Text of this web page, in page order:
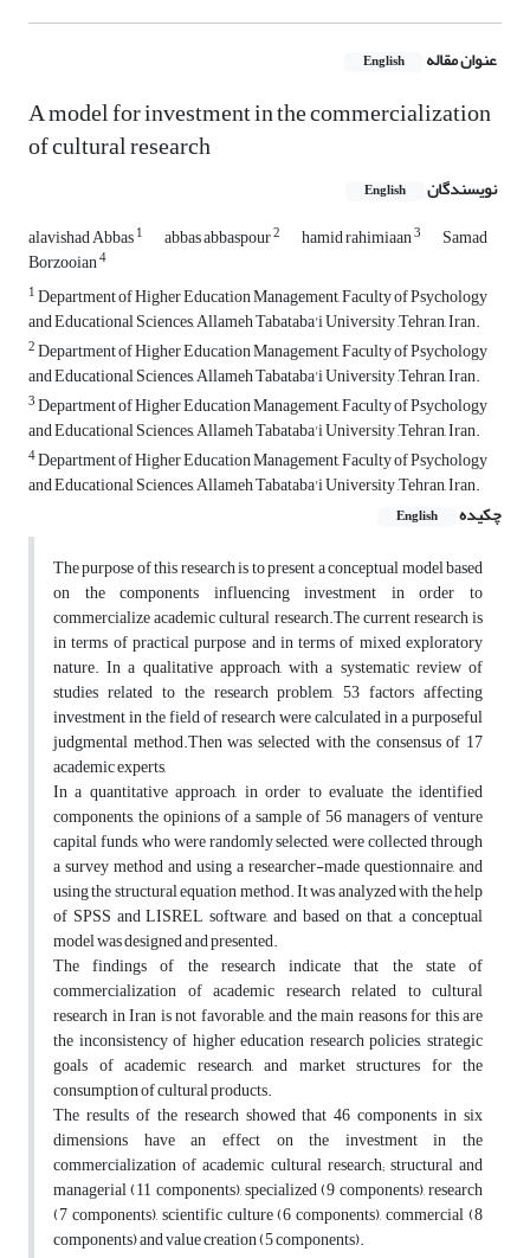
عنوان مقاله English
A model for investment in the commercialization
of cultural research
نویسندگان English
alavishad Abbas1 abbas abbaspour2 hamid rahimiaan3 Samad
Borzooian4
1Department of Higher Education Management, Faculty of Psychology
and Educational Sciences, Allameh Tabataba'i University ,Tehran, Iran.
2Department of Higher Education Management, Faculty of Psychology
and Educational Sciences, Allameh Tabataba'i University ,Tehran, Iran.
3Department of Higher Education Management, Faculty of Psychology
and Educational Sciences, Allameh Tabataba'i University ,Tehran, Iran.
4Department of Higher Education Management, Faculty of Psychology
and Educational Sciences, Allameh Tabataba'i University ,Tehran, Iran.
چکیده
English
The purpose of this research is to present a conceptual model based
on the components influencing investment in order to
commercialize academic cultural research.The current research is
in terms of practical purpose and in terms of mixed exploratory
nature. In a qualitative approach, with a systematic review of
studies related to the research problem, 53 factors affecting
investment in the field of research were calculated in a purposeful
judgmental method.Then was selected with the consensus of 17
academic experts,
In a quantitative approach, in order to evaluate the identified
components, the opinions of a sample of 56 managers of venture
capital funds, who were randomly selected, were collected through
a survey method and using a researcher-made questionnaire, and
using the structural equation method. It was analyzed with the help
of SPSS and LISREL software, and based on that, a conceptual
model was designed and presented.
The findings of the research indicate that the state of
commercialization of academic research related to cultural
research in Iran is not favorable, and the main reasons for this are
the inconsistency of higher education research policies, strategic
goals of academic research, and market structures for the
consumption of cultural products.
The results of the research showed that 46 components in six
dimensions have an effect on the investment in the
commercialization of academic cultural research; structural and
managerial (11 components), specialized (9 components), research
(7 components), scientific culture (6 components), commercial (8
components) and value creation (5 components).